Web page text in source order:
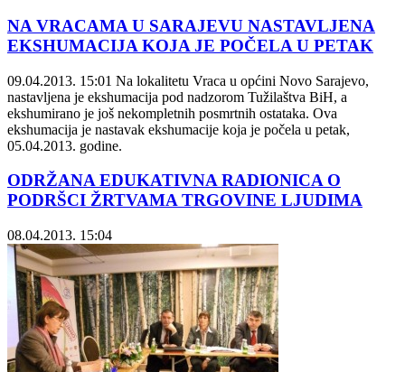
NA VRACAMA U SARAJEVU NASTAVLJENA
EKSHUMACIJA KOJA JE POČELA U PETAK
09.04.2013. 15:01 Na lokalitetu Vraca u općini Novo Sarajevo,
nastavljena je ekshumacija pod nadzorom Tužilaštva BiH, a
ekshumirano je još nekompletnih posmrtnih ostataka. Ova
ekshumacija je nastavak ekshumacije koja je počela u petak,
05.04.2013. godine.
ODRŽANA EDUKATIVNA RADIONICA O
PODRŠCI ŽRTVAMA TRGOVINE LJUDIMA
08.04.2013. 15:04